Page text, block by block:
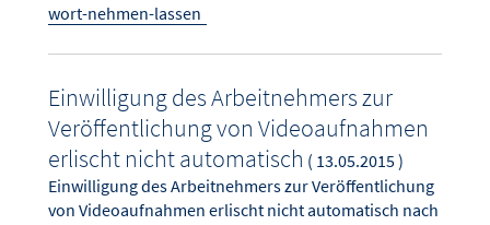
wort-nehmen-lassen
Einwilligung des Arbeitnehmers zur
Veröffentlichung von Videoaufnahmen
erlischt nicht automatisch ( 13.05.2015 )
Einwilligung des Arbeitnehmers zur Veröffentlichung
von Videoaufnahmen erlischt nicht automatisch nach